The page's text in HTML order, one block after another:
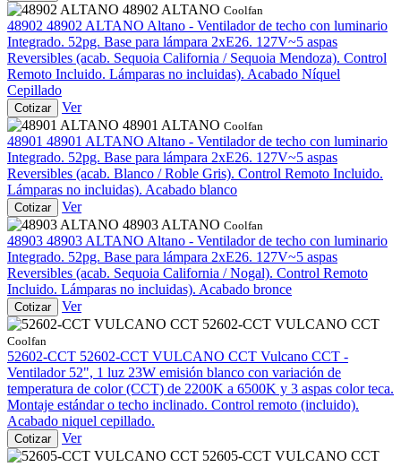
48902 ALTANO Coolfan
48902 48902 ALTANO Altano - Ventilador de techo con luminario
Integrado. 52pg. Base para lámpara 2xE26. 127V~5 aspas
Reversibles (acab. Sequoia California / Sequoia Mendoza). Control
Remoto Incluido. Lámparas no incluidas). Acabado Níquel
Cepillado
Cotizar
Ver
48901 ALTANO Coolfan
48901 48901 ALTANO Altano - Ventilador de techo con luminario
Integrado. 52pg. Base para lámpara 2xE26. 127V~5 aspas
Reversibles (acab. Blanco / Roble Gris). Control Remoto Incluido.
Lámparas no incluidas). Acabado blanco
Cotizar
Ver
48903 ALTANO Coolfan
48903 48903 ALTANO Altano - Ventilador de techo con luminario
Integrado. 52pg. Base para lámpara 2xE26. 127V~5 aspas
Reversibles (acab. Sequoia California / Nogal). Control Remoto
Incluido. Lámparas no incluidas). Acabado bronce
Cotizar
Ver
52602-CCT VULCANO CCT
Coolfan
52602-CCT 52602-CCT VULCANO CCT Vulcano CCT -
Ventilador 52", 1 luz 23W emisión blanco con variación de
temperatura de color (CCT) de 2200K a 6500K y 3 aspas color teca.
Montaje estándar o techo inclinado. Control remoto (incluido).
Acabado niquel cepillado.
Cotizar
Ver
52605-CCT VULCANO CCT